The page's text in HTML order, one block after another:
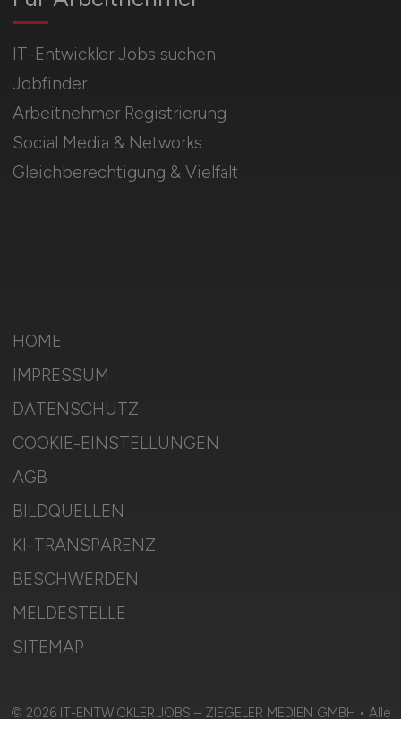
IT-Entwickler Jobs suchen
Jobfinder
Arbeitnehmer Registrierung
Social Media & Networks
Gleichberechtigung & Vielfalt
HOME
IMPRESSUM
DATENSCHUTZ
COOKIE-EINSTELLUNGEN
AGB
BILDQUELLEN
KI-TRANSPARENZ
BESCHWERDEN
MELDESTELLE
SITEMAP
© 2026 IT-ENTWICKLER.JOBS – ZIEGELER MEDIEN GMBH • Alle